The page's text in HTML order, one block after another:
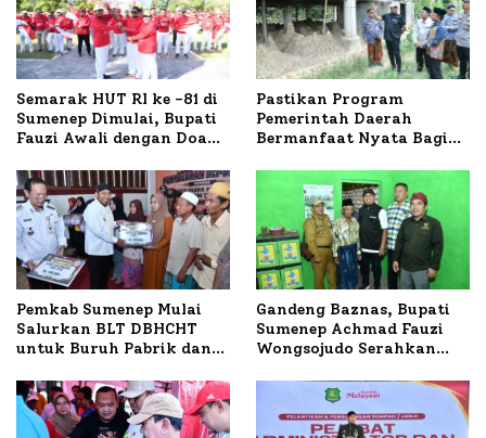
Semarak HUT RI ke -81 di
Sumenep Dimulai, Bupati
Fauzi Awali dengan Doa
Terbakar
Pastikan Program
Pemerintah Daerah
Bermanfaat Nyata Bagi
Sumenep Tinjau Langsung
Budidaya Lele dan Ayam
Petelur di Desa Bataal
Timur
Pemkab Sumenep Mulai
Salurkan BLT DBHCHT
untuk Buruh Pabrik dan
Gandeng Baznas, Bupati
Sumenep Achmad Fauzi
Wongsojudo Serahkan
Dua Kecamatan